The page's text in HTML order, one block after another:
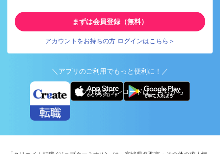
まずは会員登録（無料）
アカウントをお持ちの方 ログインはこちら＞
＼アプリのご利用でもっと便利に！／
アプリ版ダウンロードはこちらから